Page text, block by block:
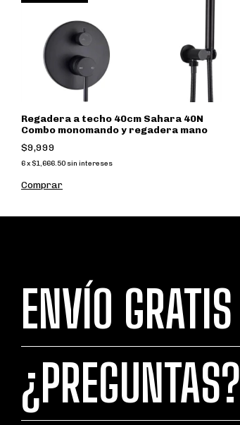
Regadera a techo 40cm Sahara 40N
Combo monomando y regadera mano
$9,999
6x $1,666.50 sin intereses
ENVÍO GRATIS
¿PREGUNTAS?